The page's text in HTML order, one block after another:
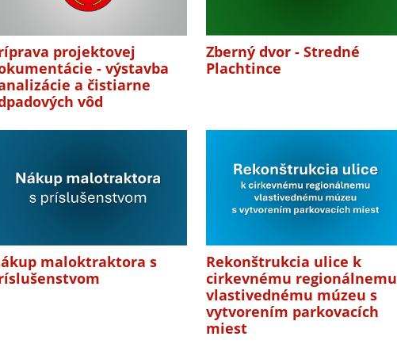
projektovej
- výstavba
a čistiarne
vôd
Zberný dvor - Stredné
Plachtince
maloktraktora s
Rekonštrukcia ulice k
cirkevnému regionálnemu
vlastivednému múzeu s
vytvorením parkovacích
miest